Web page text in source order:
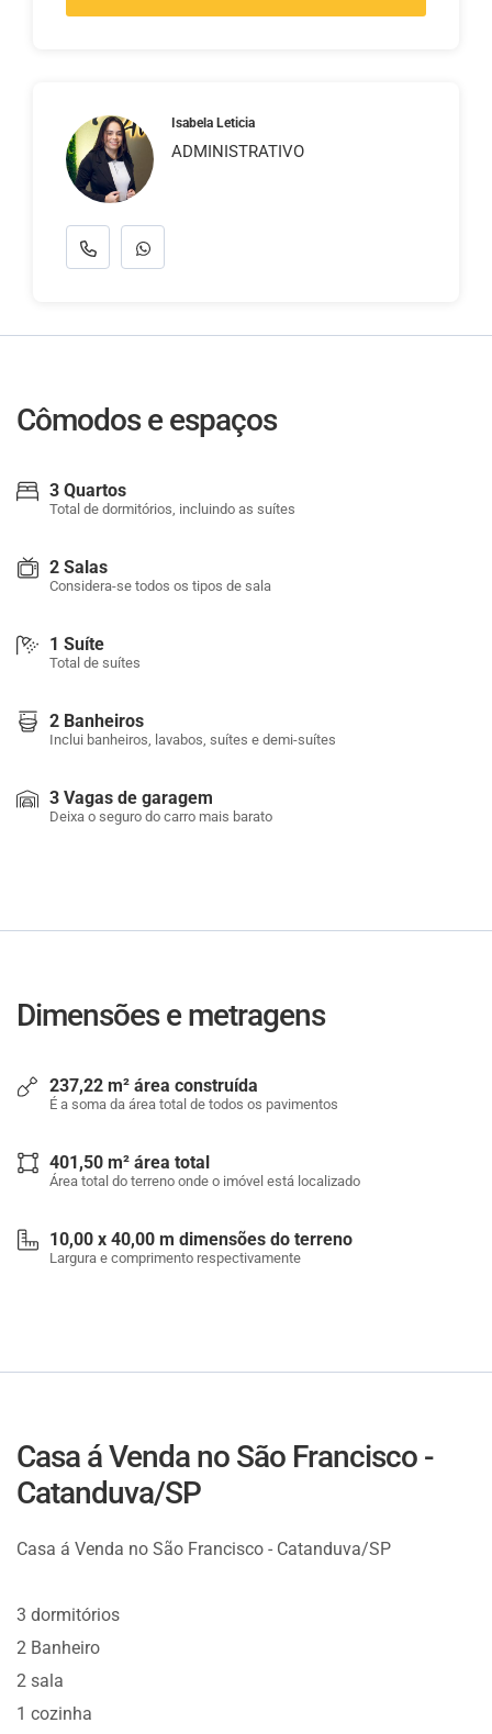
Isabela Leticia
ADMINISTRATIVO
Cômodos e espaços
3 Quartos
Total de dormitórios, incluindo as suítes
2 Salas
Considera-se todos os tipos de sala
1 Suíte
Total de suítes
2 Banheiros
Inclui banheiros, lavabos, suítes e demi-suítes
3 Vagas de garagem
Deixa o seguro do carro mais barato
Dimensões e metragens
237,22 m² área construída
É a soma da área total de todos os pavimentos
401,50 m² área total
Área total do terreno onde o imóvel está localizado
10,00 x 40,00 m dimensões do terreno
Largura e comprimento respectivamente
Casa á Venda no São Francisco -
Catanduva/SP
Casa á Venda no São Francisco - Catanduva/SP
3 dormitórios
2 Banheiro
2 sala
1 cozinha